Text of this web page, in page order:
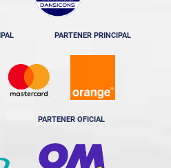
PARTENER PRINCIPAL
PARTENER OFICIAL